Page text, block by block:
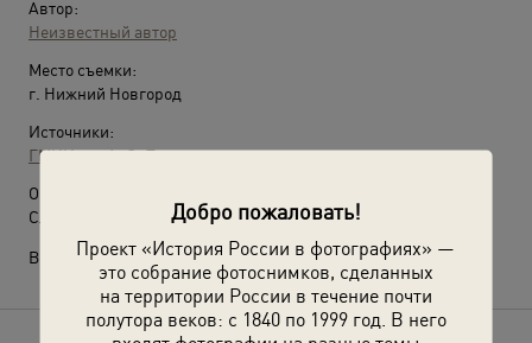
Добро пожаловать!
Проект «История России в фотографиях» —
это собрание фотоснимков, сделанных
на территории России в течение почти
полутора веков: с 1840 по 1999 год. В него
Автор:
Неизвестный автор
Место съемки:
г. Нижний Новгород
Источники:
ГМИИ им. А. С. Пушкина
О фотографии:
Слева – Спасо-Преображенский собор.
Выставка«Жизнь в городе "Н-Н"» с этой фотографией.